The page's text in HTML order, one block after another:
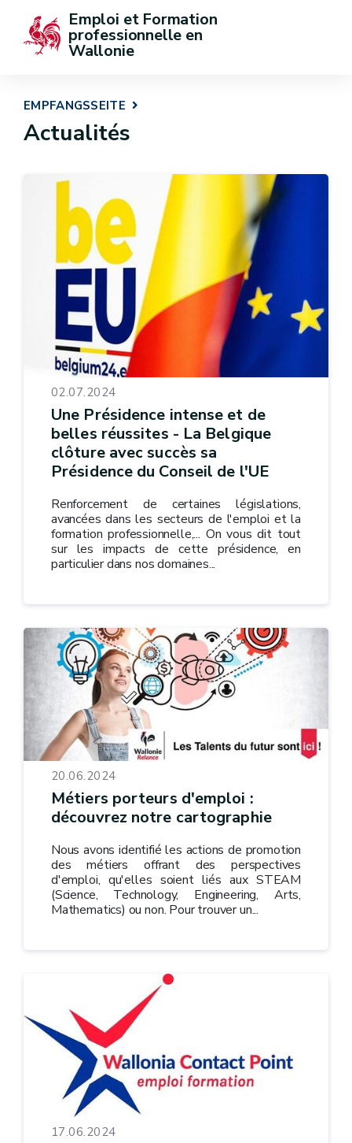
Emploi et Formation
professionnelle en
Wallonie
EMPFANGSSEITE
Actualités
02.07.2024
Une Présidence intense et de
belles réussites - La Belgique
clôture avec succès sa
Présidence du Conseil de l'UE
Renforcement de certaines législations,
avancées dans les secteurs de l'emploi et la
formation professionnelle,... On vous dit tout
sur les impacts de cette présidence, en
particulier dans nos domaines...
20.06.2024
Métiers porteurs d'emploi :
découvrez notre cartographie
Nous avons identifié les actions de promotion
des métiers offrant des perspectives
d'emploi, qu'elles soient liés aux STEAM
(Science, Technology, Engineering, Arts,
Mathematics) ou non. Pour trouver un...
17.06.2024